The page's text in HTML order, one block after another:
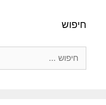
חיפוש